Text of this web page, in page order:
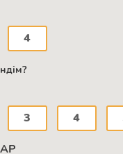
4
3 4